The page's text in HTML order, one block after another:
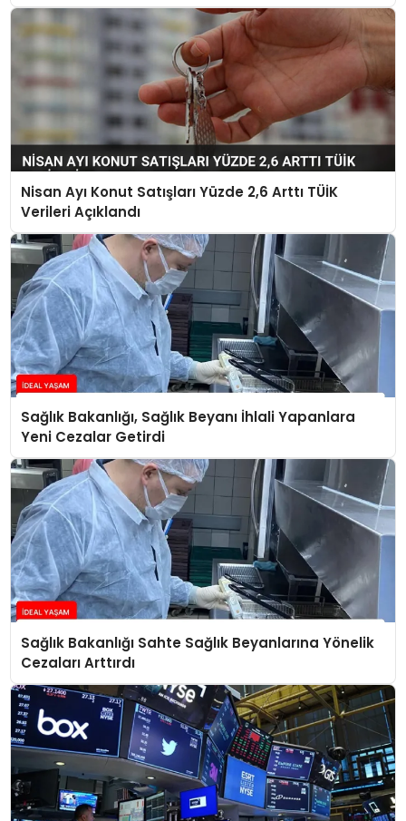
Nisan Ayı Konut Satışları Yüzde 2,6 Arttı TÜİK
Verileri Açıklandı
Sağlık Bakanlığı, Sağlık Beyanı İhlali Yapanlara
Yeni Cezalar Getirdi
Sağlık Bakanlığı Sahte Sağlık Beyanlarına Yönelik
Cezaları Arttırdı